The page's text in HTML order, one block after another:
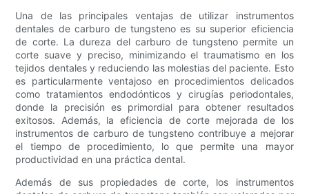
Una de las principales ventajas de utilizar instrumentos
dentales de carburo de tungsteno es su superior eficiencia
de corte. La dureza del carburo de tungsteno permite un
corte suave y preciso, minimizando el traumatismo en los
tejidos dentales y reduciendo las molestias del paciente. Esto
es particularmente ventajoso en procedimientos delicados
como tratamientos endodónticos y cirugías periodontales,
donde la precisión es primordial para obtener resultados
exitosos. Además, la eficiencia de corte mejorada de los
instrumentos de carburo de tungsteno contribuye a mejorar
el tiempo de procedimiento, lo que permite una mayor
productividad en una práctica dental.
Además de sus propiedades de corte, los instrumentos